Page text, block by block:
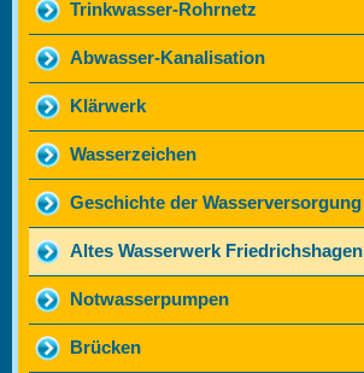
Trinkwasser-Rohrnetz
Abwasser-Kanalisation
Klärwerk
Wasserzeichen
Geschichte der Wasserversorgung
Altes Wasserwerk Friedrichshagen
Notwasserpumpen
Brücken